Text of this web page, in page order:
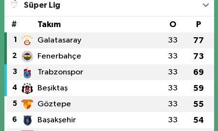
Süper Lig
# Takım O P
1 Galatasaray 33 77
2 Fenerbahçe 33 73
3 Trabzonspor 33 69
4 Beşiktaş 33 59
5 Göztepe 33 55
6 Başakşehir 33 54